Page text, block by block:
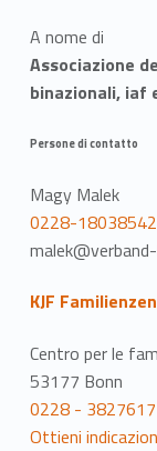
A nome di
Associazione
binazionali, iaf
Persone di contatto
Magy Malek
0228-18038542
KJF
Centro per le
53177 Bonn
0228 - 3827617
Ottieni